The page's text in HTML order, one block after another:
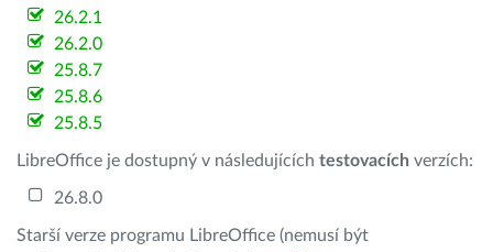
26.2.1
26.2.0
25.8.7
25.8.6
25.8.5
LibreOffice je dostupný v následujících testovacích verzích:
26.8.0
Starší verze programu LibreOffice (nemusí být